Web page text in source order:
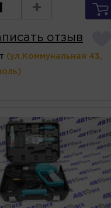
+
отзыв
(ул.Коммунальная 43,